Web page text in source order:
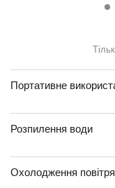
Портативне
Розпилення води
Охолодження повітря